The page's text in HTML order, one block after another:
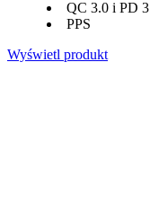
QC 3.0 i PD
PPS
Wyświetl produkt